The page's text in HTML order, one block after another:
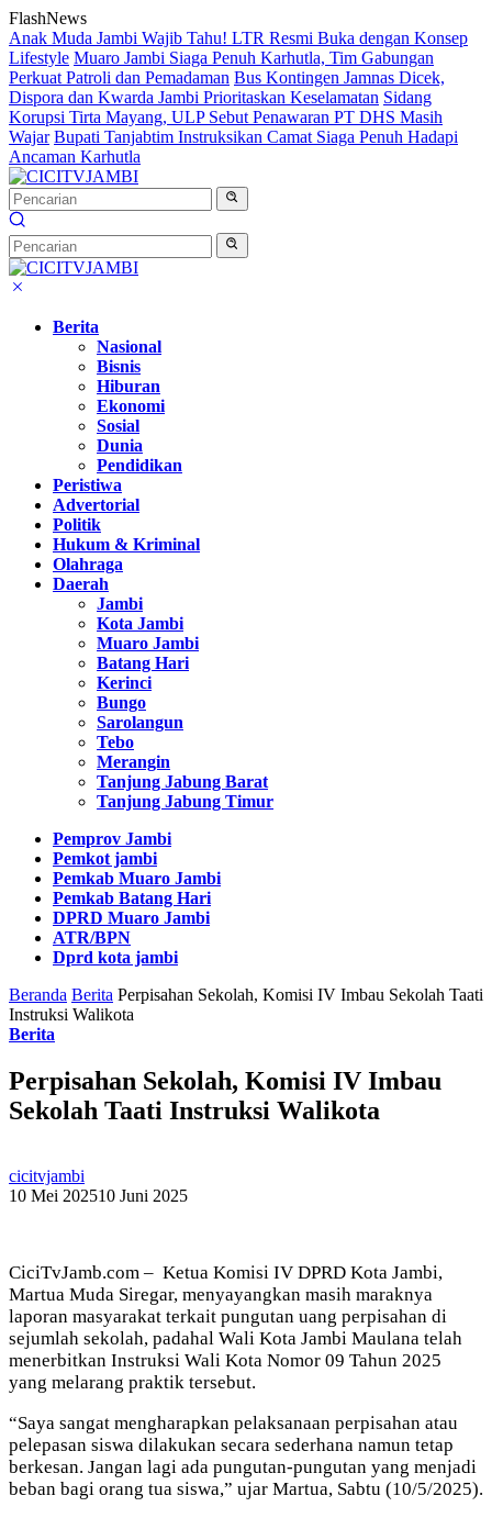
Langsung
ke
konten
FlashNews
Anak Muda Jambi Wajib Tahu! LTR Resmi Buka dengan Konsep
Lifestyle Muaro Jambi Siaga Penuh Karhutla, Tim Gabungan
Perkuat Patroli dan Pemadaman Bus Kontingen Jamnas Dicek,
Dispora dan Kwarda Jambi Prioritaskan Keselamatan Sidang
Korupsi Tirta Mayang, ULP Sebut Penawaran PT DHS Masih
Wajar Bupati Tanjabtim Instruksikan Camat Siaga Penuh Hadapi
Ancaman Karhutla
Berita
Nasional
Bisnis
Hiburan
Ekonomi
Sosial
Dunia
Pendidikan
Peristiwa
Advertorial
Politik
Hukum & Kriminal
Olahraga
Daerah
Jambi
Kota Jambi
Muaro Jambi
Batang Hari
Kerinci
Bungo
Sarolangun
Tebo
Merangin
Tanjung Jabung Barat
Tanjung Jabung Timur
Pemprov Jambi
Pemkot jambi
Pemkab Muaro Jambi
Pemkab Batang Hari
DPRD Muaro Jambi
ATR/BPN
Dprd kota jambi
Beranda Berita Perpisahan Sekolah, Komisi IV Imbau Sekolah Taati
Instruksi Walikota
Berita
Perpisahan Sekolah, Komisi IV Imbau
Sekolah Taati Instruksi Walikota
cicitvjambi
10 Mei 202510 Juni 2025
CiciTvJamb.com – Ketua Komisi IV DPRD Kota Jambi,
Martua Muda Siregar, menyayangkan masih maraknya
laporan masyarakat terkait pungutan uang perpisahan di
sejumlah sekolah, padahal Wali Kota Jambi Maulana telah
menerbitkan Instruksi Wali Kota Nomor 09 Tahun 2025
yang melarang praktik tersebut.
“Saya sangat mengharapkan pelaksanaan perpisahan atau
pelepasan siswa dilakukan secara sederhana namun tetap
berkesan. Jangan lagi ada pungutan-pungutan yang menjadi
beban bagi orang tua siswa,” ujar Martua, Sabtu (10/5/2025).